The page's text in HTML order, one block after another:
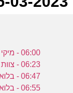
06:00 - מיקי מאוס: מכוניות המירוץ - פרק 12
06:23 - צוות פיירבאדס - פרק 14
06:47 - בלואי - פרק 14
06:55 - בלואי ע.2 - פרק 58